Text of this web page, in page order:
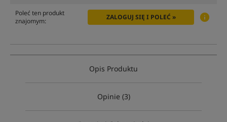
Poleć ten produkt
znajomym:
ZALOGUJ SIĘ I POLEĆ »
Opis Produktu
Opinie (3)